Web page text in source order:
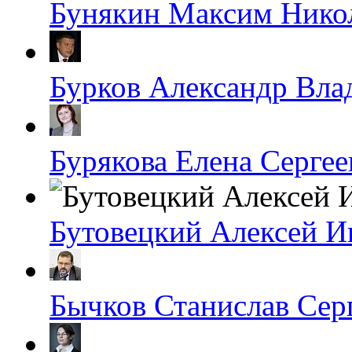
Бунякин Максим
Бурков Александр
Бурякова Елена
Бутовецкий Алексей
Бычков Станислав